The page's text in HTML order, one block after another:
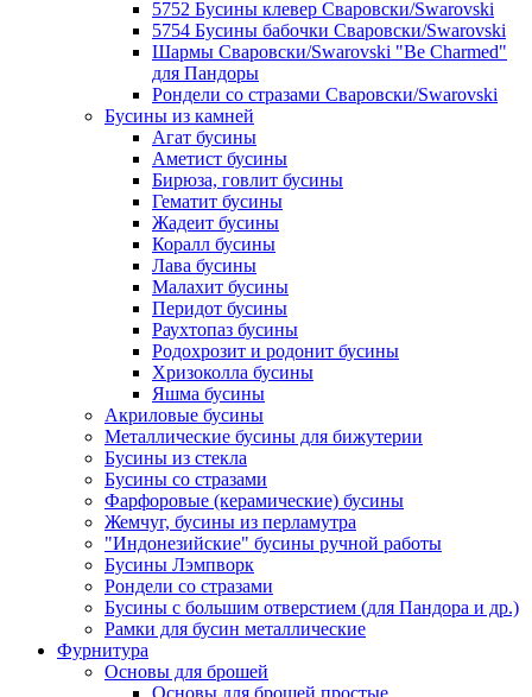
5752 Бусины клевер Сваровски/Swarovski
5754 Бусины бабочки Сваровски/Swarovski
Шармы Сваровски/Swarovski "Be Charmed"
для Пандоры
Рондели со стразами Сваровски/Swarovski
Бусины из камней
Агат бусины
Аметист бусины
Бирюза, говлит бусины
Гематит бусины
Жадеит бусины
Коралл бусины
Лава бусины
Малахит бусины
Перидот бусины
Раухтопаз бусины
Родохрозит и родонит бусины
Хризоколла бусины
Яшма бусины
Акриловые бусины
Металлические бусины для бижутерии
Бусины из стекла
Бусины со стразами
Фарфоровые (керамические) бусины
Жемчуг, бусины из перламутра
"Индонезийские" бусины ручной работы
Бусины Лэмпворк
Рондели со стразами
Бусины с большим отверстием (для Пандора и др.)
Рамки для бусин металлические
Фурнитура
Основы для брошей